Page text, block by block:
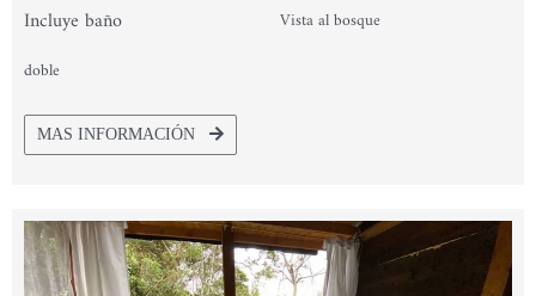
Incluye baño
Vista al bosque
doble
MAS INFORMACIÓN